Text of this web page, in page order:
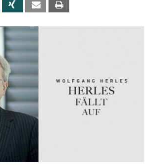
Linkedin Xing Email